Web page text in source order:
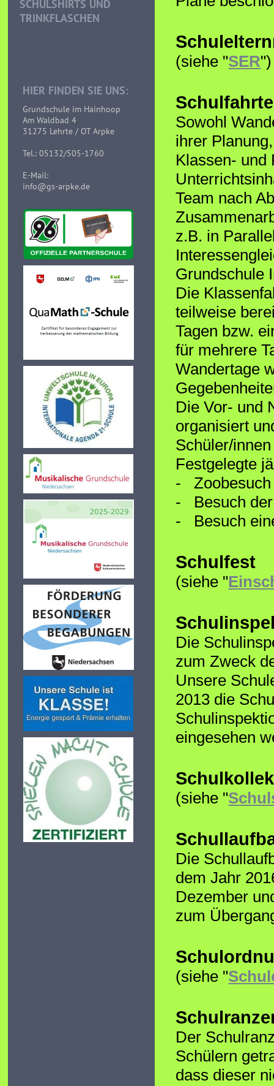
SCHULSHIRTS UND
TRINKFLASCHEN
HIER FINDEN SIE UNS:
Grundschule im Hainhoop
Am Waldbad 4
31275 Lehrte / OT Arpke
Tel.: 05132/505-1760
E-Mail:
info@gs-arpke.de
(siehe "SER")
Sowohl
ihrer
Klassen- und
Team nach
z.B. in
Grundschule
Die
teilweise
Tagen bzw.
für mehrere
Wandertage
Die Vor- und
organisiert
Schüler/
Festgelegte
- Zoobesuch
- Besuch der
- Besuch
Schulfest
(siehe "
Die
zum Zweck
Unsere
2013 die
eingesehen
(siehe "
Die
dem Jahr
Dezember
zum
(siehe "
Der
Schülern
dass dieser